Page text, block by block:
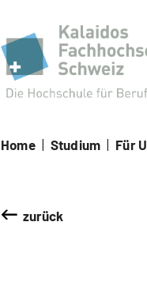
Home | Studium | Für
zurück